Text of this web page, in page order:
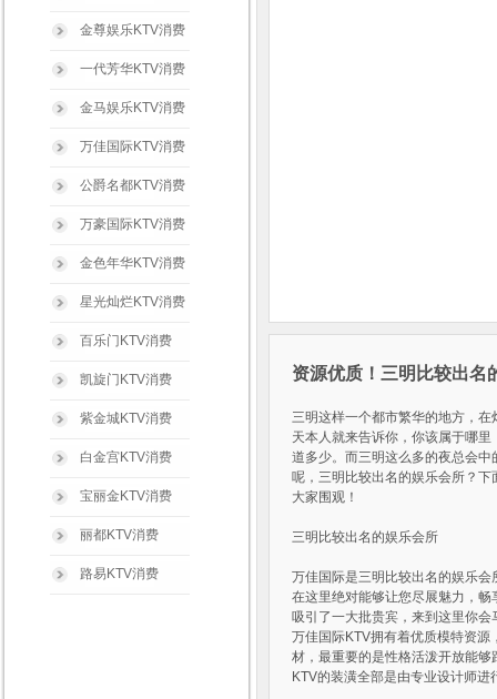
资源优质！三明比较出名
三明这样一个都市繁华的地方，
天本人就来告诉你，你该属于哪
道多少。而三明这么多的夜总会
呢，三明比较出名的娱乐会所？
大家围观！
三明比较出名的娱乐会所
万佳国际是三明比较出名的娱乐
在这里绝对能够让您尽展魅力，
吸引了一大批贵宾，来到这里你
万佳国际KTV拥有着优质模特资
材，最重要的是性格活泼开放能
KTV的装潢全部是由专业设计师
金尊娱乐KTV消费
一代芳华KTV消费
金马娱乐KTV消费
万佳国际KTV消费
公爵名都KTV消费
万豪国际KTV消费
金色年华KTV消费
星光灿烂KTV消费
百乐门KTV消费
凯旋门KTV消费
紫金城KTV消费
白金宫KTV消费
宝丽金KTV消费
丽都KTV消费
路易KTV消费